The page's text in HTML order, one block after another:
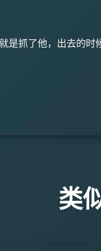
是抓了他，出去的
类